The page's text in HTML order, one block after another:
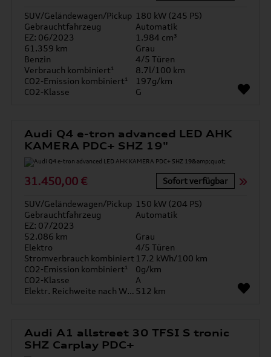
SUV/Geländewagen/Pickup 180 kW (245 PS)
Gebrauchtfahrzeug
Automatik
EZ: 06/2023
1.984 cm³
61.359 km
Grau
Benzin
4/5 Türen
Verbrauch kombiniert¹
8.7l/100 km
CO2-Emission kombiniert¹
197g/km
CO2-Klasse
G
Audi Q4 e-tron advanced LED AHK
KAMERA PDC+ SHZ 19"
31.450,00 € Sofort verfügbar
SUV/Geländewagen/Pickup 150 kW (204 PS)
Gebrauchtfahrzeug
Automatik
EZ: 07/2023
52.086 km
Grau
Elektro
4/5 Türen
Stromverbrauch kombiniert 17.2 kWh/100 km
CO2-Emission kombiniert¹
0g/km
CO2-Klasse
A
Elektr. Reichweite nach WLTP* 512 km
Audi A1 allstreet 30 TFSI S tronic
SHZ Carplay PDC+